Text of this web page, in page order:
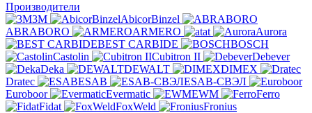
Производители
3M
AbicorBinzel
ABRABORO
ARMERO at
Aurora
BEST CARBIDE
BOSCH
Castolin
Cubitron II
Debever
Deka
DEWALT
DIMEX
Dratec
ESAB
ESAB-СВЭЛ
Euroboor
Evermatic EWM
Ferro
Fidat
FoxWeld
Fronius